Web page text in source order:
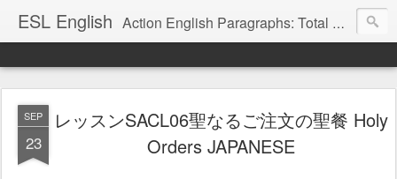
ESL English Action English Paragraphs: Total Physical Response (TPR) Paragraphs for the High School and Adult Language Student
SEP
23
レッスンSACL06聖なるご注文の聖餐 Holy
Orders JAPANESE